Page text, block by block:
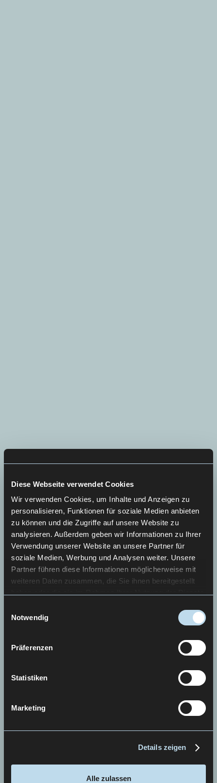
Diese Webseite verwendet Cookies
Wir verwenden Cookies, um Inhalte und Anzeigen zu
personalisieren, Funktionen für soziale Medien anbieten
zu können und die Zugriffe auf unsere Website zu
analysieren. Außerdem geben wir Informationen zu Ihrer
Verwendung unserer Website an unsere Partner für
soziale Medien, Werbung und Analysen weiter. Unsere
Partner führen diese Informationen möglicherweise mit
weiteren Daten zusammen, die Sie ihnen bereitgestellt
Notwendig
Präferenzen
Statistiken
Marketing
Details zeigen
Alle zulassen